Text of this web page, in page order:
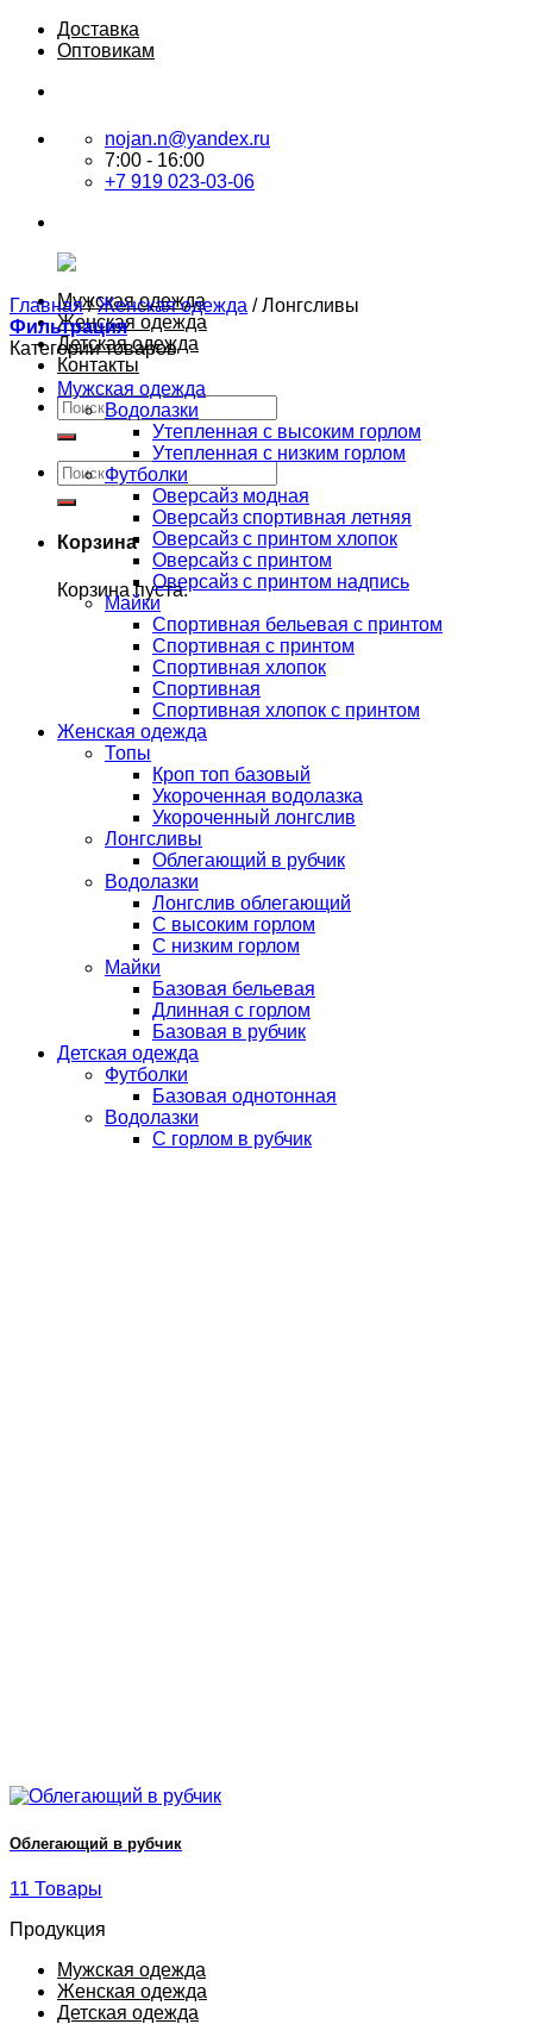
Skip
Доставка
Оптовикам
nojan.n@yandex.ru
7:00 - 16:00
+7 919 023-03-06
Мужская одежда
Женская одежда
Детская одежда
Контакты
Искать:
Искать:
Корзина
Корзина пуста.
Главная / Женская одежда /Лонгсливы
Фильтрация
Категории товаров
Мужская одежда
Водолазки
Утепленная с высоким горлом
Утепленная с низким горлом
Футболки
Оверсайз модная
Оверсайз спортивная летняя
Оверсайз с принтом хлопок
Оверсайз с принтом
Оверсайз с принтом надпись
Майки
Спортивная бельевая с принтом
Спортивная с принтом
Спортивная хлопок
Спортивная
Спортивная хлопок с принтом
Женская одежда
Топы
Кроп топ базовый
Укороченная водолазка
Укороченный лонгслив
Лонгсливы
Облегающий в рубчик
Водолазки
Лонгслив облегающий
С высоким горлом
С низким горлом
Майки
Базовая бельевая
Длинная с горлом
Базовая в рубчик
Детская одежда
Футболки
Базовая однотонная
Водолазки
С горлом в рубчик
Облегающий в рубчик
11 Товары
Продукция
Мужская одежда
Женская одежда
Детская одежда